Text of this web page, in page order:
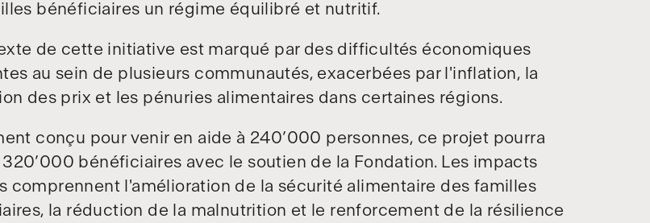
bénéficiaires un régime équilibré et nutritif.
de cette initiative est marqué par des difficultés économiques
au sein de plusieurs communautés, exacerbées par l'inflation, la
des prix et les pénuries alimentaires dans certaines régions.
conçu pour venir en aide à 240’000 personnes, ce projet pourra
bénéficiaires avec le soutien de la Fondation. Les impacts
comprennent l'amélioration de la sécurité alimentaire des familles
la réduction de la malnutrition et le renforcement de la résilience